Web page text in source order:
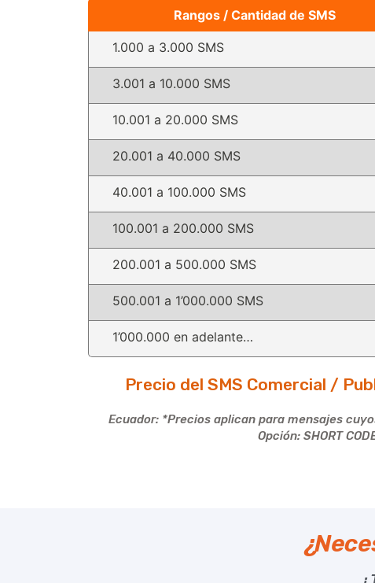
Rangos / Cantidad de SMS
1.000 a 3.000 SMS
3.001 a 10.000 SMS
10.001 a 20.000 SMS
20.001 a 40.000 SMS
40.001 a 100.000 SMS
100.001 a 200.000 SMS
200.001 a 500.000 SMS
500.001 a 1’000.000 SMS
1’000.000 en adelante…
Precio del SMS Comercial /
Ecuador: *Precios aplican para mensajes
Opción: SHORT